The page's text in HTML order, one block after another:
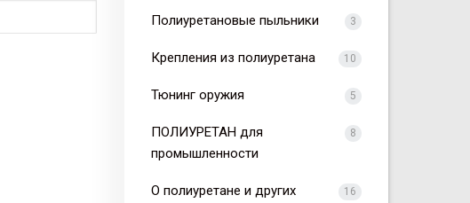
Полиуретановые пыльники 3
Крепления из полиуретана 10
Тюнинг оружия 5
ПОЛИУРЕТАН для
промышленности
8
О полиуретане и других
16